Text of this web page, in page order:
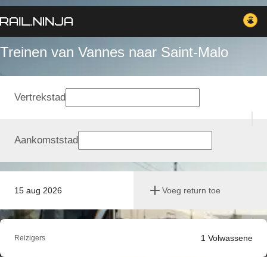
Treinen van Vannes naar Saint-Malo
15 aug 2026 Voeg return toe
Vertrekstad
Aankomststad
Reizigers 1 Volwassene